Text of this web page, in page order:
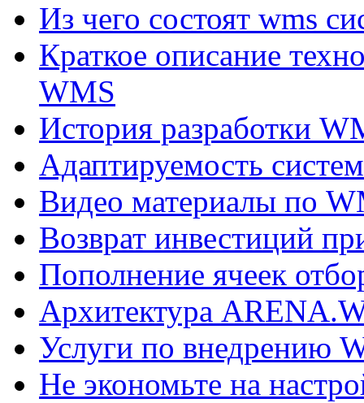
Из чего состоят wms
Краткое описание
WMS
История разработки
Адаптируемость
Видео материалы по
Возврат инвестиций
Пополнение ячеек
Архитектура
Услуги по внедрению
Не экономьте на